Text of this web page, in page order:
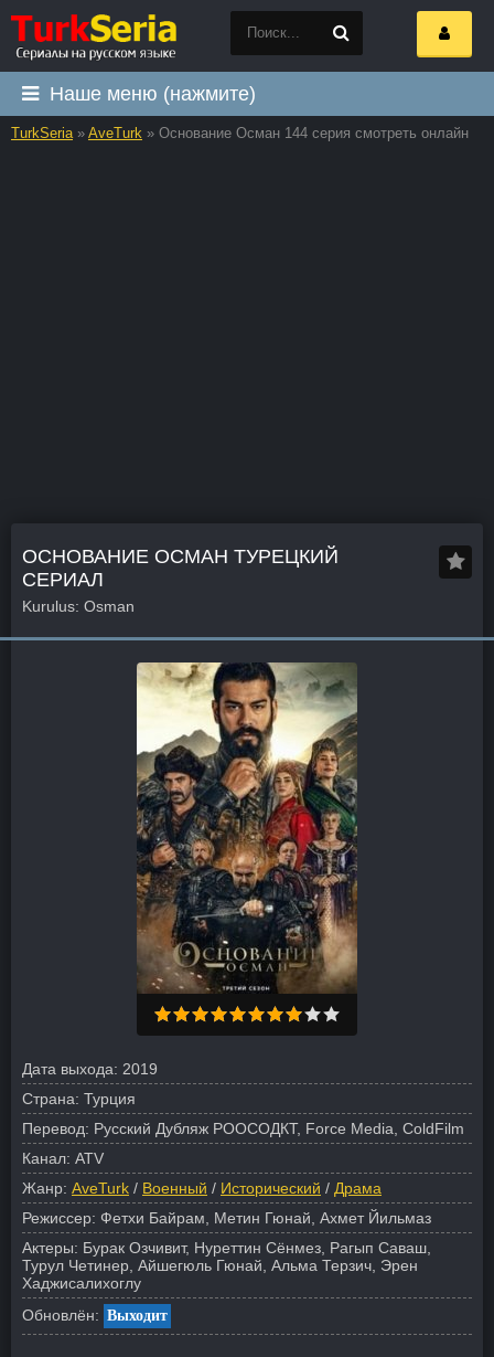
Наше меню (нажмите)
TurkSeria» AveTurk » Основание Осман 144 серия смотреть онлайн
ОСНОВАНИЕ ОСМАН ТУРЕЦКИЙ
СЕРИАЛ
Kurulus: Osman
Дата выхода: 2019
Страна: Турция
Перевод: Русский Дубляж РООСОДКТ, Force Media, ColdFilm
Канал: ATV
Жанр: AveTurk / Военный / Исторический / Драма
Режиссер: Фетхи Байрам, Метин Гюнай, Ахмет Йильмаз
Актеры: Бурак Озчивит, Нуреттин Сёнмез, Рагып Саваш,
Турул Четинер, Айшегюль Гюнай, Альма Терзич, Эрен
Хаджисалихоглу
Обновлён: Выходит